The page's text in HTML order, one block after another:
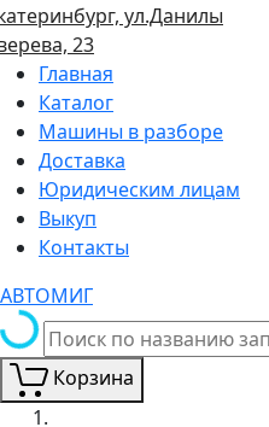
ул.Данилы
23
Главная
Каталог
Машины в разборе
Доставка
Юридическим лицам
Выкуп
Контакты
АВТОМИГ
Корзина